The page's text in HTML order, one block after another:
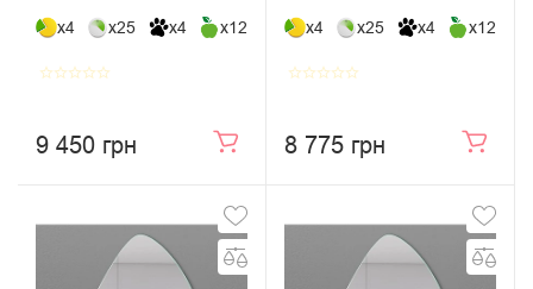
x4
x25 x4 x12
star_borderstar_borderstar_borderstar_borderstar_border
9 450 грн
x4
x25 x4 x12
star_borderstar_borderstar_borderstar_borderstar_border
8 775 грн